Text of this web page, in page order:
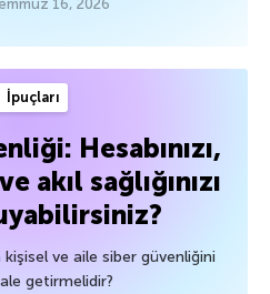
16, 2026
İpuçları
Hesabınızı,
akıl sağlığınızı
ve aile siber güvenliğini
getirmelidir?